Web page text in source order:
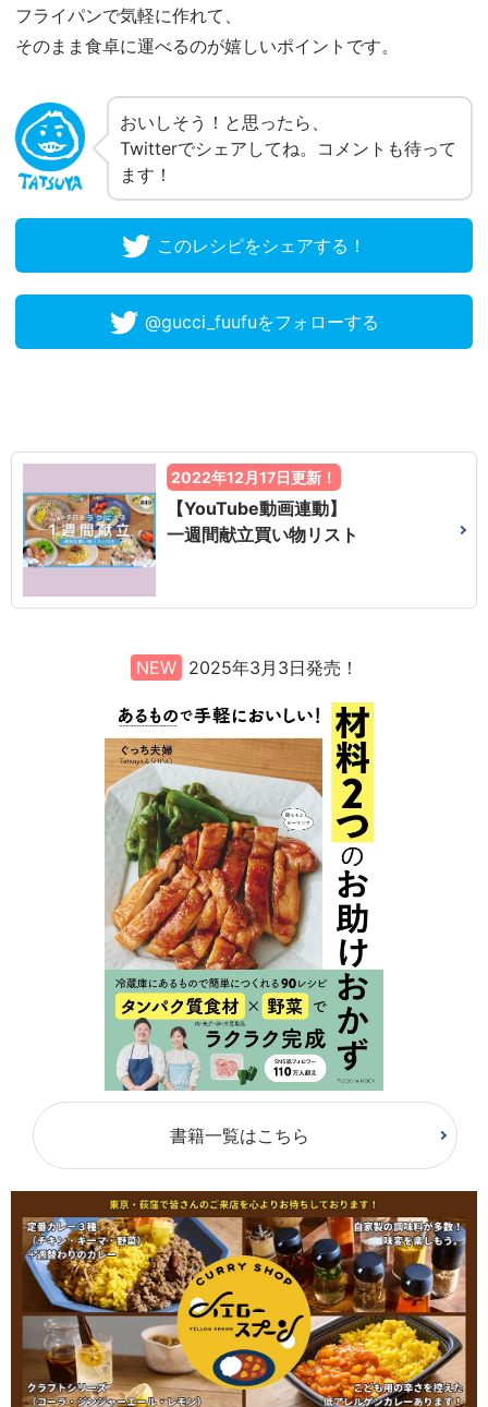
フライパンで気軽に作れて、
そのまま食卓に運べるのが嬉しいポイントです。
おいしそう！と思ったら、
Twitterでシェアしてね。コメントも待って
ます！
このレシピをシェアする！
@gucci_fuufuをフォローする
2022年12月17日更新！
【YouTube動画連動】
一週間献立買い物リスト
NEW 2025年3月3日発売！
書籍一覧はこちら